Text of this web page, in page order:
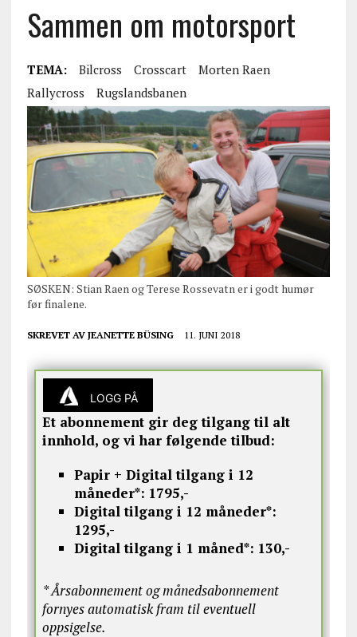
Sammen om motorsport
TEMA: Bilcross Crosscart
Morten Raen
Rallycross
Rugslandsbanen
SØSKEN: Stian Raen og Terese Rossevatn er i godt humør
før finalene.
SKREVET AV JEANETTE BÜSING 11. JUNI 2018
LOGG PÅ
Et abonnement gir deg tilgang til alt
innhold, og vi har følgende tilbud:
Papir + Digital tilgang i 12
måneder*: 1795,-
Digital tilgang i 12 måneder*:
1295,-
Digital tilgang i 1 måned*: 130,-
* Årsabonnement og månedsabonnement
fornyes automatisk fram til eventuell
oppsigelse.